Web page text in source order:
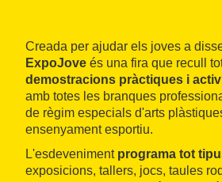
Creada per ajudar els joves a
ExpoJove és una fira que recull
demostracions pràctiques i
amb totes les branques
de règim especials d'arts
ensenyament esportiu.
L'esdeveniment programa tot
exposicions, tallers, jocs, taules